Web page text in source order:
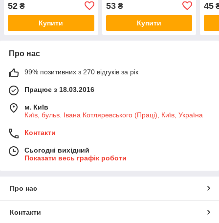
52 ₴
Купити
53₴
Купити
45
Про нас
99% позитивних з 270 відгуків за рік
Працює з 18.03.2016
м. Київ
Київ, бульв. Івана Котляревського (Праці), Київ, Україна
Контакти
Сьогодні вихідний
Показати весь графік роботи
Про нас
Контакти